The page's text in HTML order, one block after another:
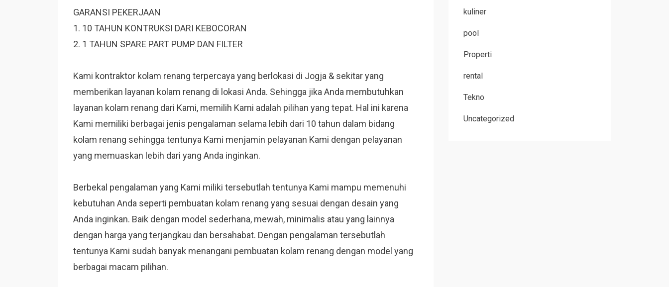
GARANSI PEKERJAAN
1. 10 TAHUN KONTRUKSI DARI KEBOCORAN
2. 1 TAHUN SPARE PART PUMP DAN FILTER
Kami kontraktor kolam renang terpercaya yang berlokasi di Jogja & sekitar yang
memberikan layanan kolam renang di lokasi Anda. Sehingga jika Anda membutuhkan
layanan kolam renang dari Kami, memilih Kami adalah pilihan yang tepat. Hal ini karena
Kami memiliki berbagai jenis pengalaman selama lebih dari 10 tahun dalam bidang
kolam renang sehingga tentunya Kami menjamin pelayanan Kami dengan pelayanan
yang memuaskan lebih dari yang Anda inginkan.
Berbekal pengalaman yang Kami miliki tersebutlah tentunya Kami mampu memenuhi
kebutuhan Anda seperti pembuatan kolam renang yang sesuai dengan desain yang
Anda inginkan. Baik dengan model sederhana, mewah, minimalis atau yang lainnya
dengan harga yang terjangkau dan bersahabat. Dengan pengalaman tersebutlah
tentunya Kami sudah banyak menangani pembuatan kolam renang dengan model yang
berbagai macam pilihan.
kuliner
pool
Properti
rental
Tekno
Uncategorized